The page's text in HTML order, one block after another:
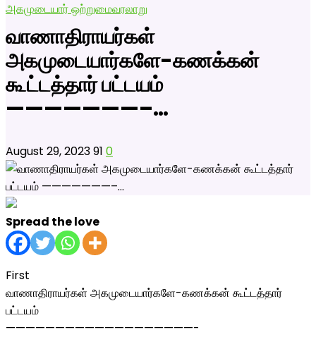
அகமுடையார் ஒற்றுமைவரலாறு
வாணாதிராயர்கள்
அகமுடையார்களே-கணக்கன்
கூட்டத்தார் பட்டயம்
———————–…
August 29, 202391 0
Spread the love
First
வாணாதிராயர்கள் அகமுடையார்களே-கணக்கன் கூட்டத்தார்
பட்டயம்
———————————————————-